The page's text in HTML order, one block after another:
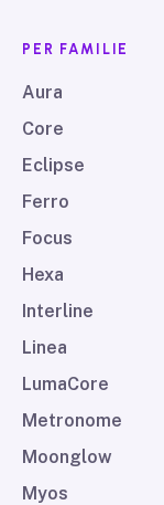
PER FAMILIE
Aura
Core
Eclipse
Ferro
Focus
Hexa
Interline
Linea
LumaCore
Metronome
Moonglow
Myos